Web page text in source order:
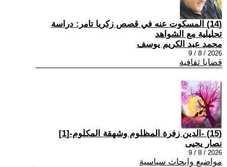
(14) المسكوت عنه في قصص زكريا تامر: دراسة
تحليلية مع الشواهد
محمد عبد الكريم يوسف
2026 / 8 / 9
قضايا ثقافية
(15) -الدين زفرة المظلوم وشهقة المكلوم-[1]
نصار يحيى
2026 / 8 / 9
مواضيع وابحاث سياسية